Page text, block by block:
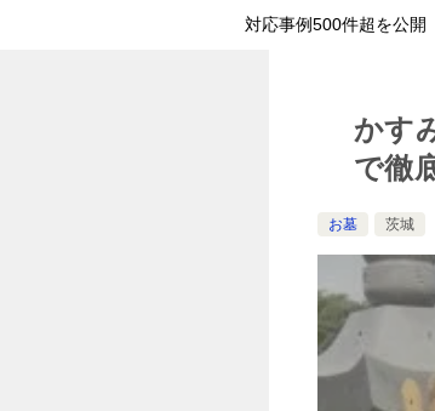
対応事例500件超を公開
かす
で徹
お墓 茨城